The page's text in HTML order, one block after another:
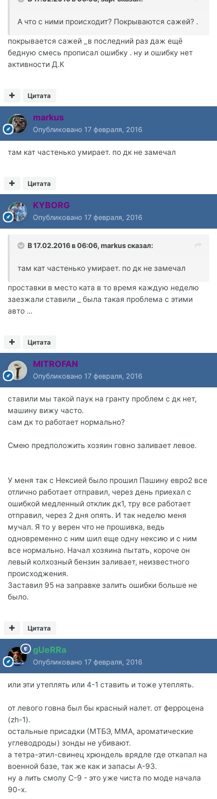
А что с ними происходит? Покрываются сажей? .
покрывается сажей _в последний раз даж ещё
бедную смесь прописал ошибку . ну и ошибку нет
активности Д.К
Цитата
markus
Опубликовано 17 февраля, 2016
там кат частенько умирает. по дк не замечал
Цитата
KYBORG
Опубликовано 17 февраля, 2016
В 17.02.2016 в 06:06, markus сказал:
там кат частенько умирает. по дк не замечал
проставки в место ката в то время каждую неделю
заезжали ставили _ была такая проблема с этими
авто ...
Цитата
MITROFAN
Опубликовано 17 февраля, 2016
ставили мы такой паук на гранту проблем с дк нет,
машину вижу часто.
сам дк то работает нормально?
Смею предположить хозяин говно заливает левое.
У меня так с Нексией было прошил Пашину евро2 все
отлично работает отправил, через день приехал с
ошибкой медленный отклик дк1, тру все работает
отправил, через 2 дня опять. И так неделю меня
мучал. Я то у верен что не прошивка, ведь
одновременно с ним шил еще одну нексию и с ним
все нормально. Начал хозяина пытать, короче он
левый колхозный бензин заливает, неизвестного
происходжения.
Заставил 95 на заправке залить ошибки больше не
было.
Цитата
gUeRRa
Опубликовано 17 февраля, 2016
или эти утеплять или 4-1 ставить и тоже утеплять.
от левого говна был бы красный налет. от ферроцена
(zh-1).
остальные присадки (МТБЭ, ММА, ароматические
углеводроды) зонды не убивают.
а тетра-этил-свинец хрюндель врядле где откапал на
военной базе, так же как и запасы А-93.
ну а лить смолу С-9 - это уже чиста по моде начала
90-х.